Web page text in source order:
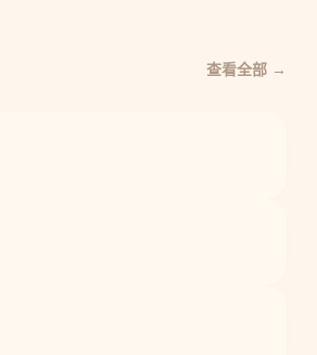
查看全部 →